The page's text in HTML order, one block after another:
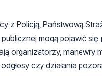
z Policją, Państwową
mogą pojawić się
organizatorzy, manewry
czy działania